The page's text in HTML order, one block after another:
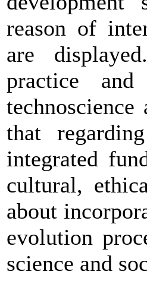
reason of
are
practice
that
integrated
cultural,
about
evolution
science and